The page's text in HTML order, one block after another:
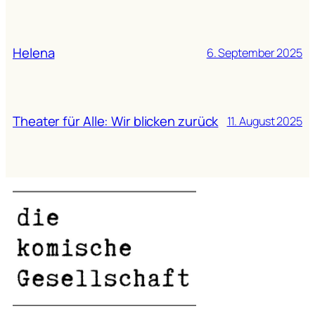
Helena 6. September 2025
Theater für Alle: Wir blicken zurück 11. August 2025